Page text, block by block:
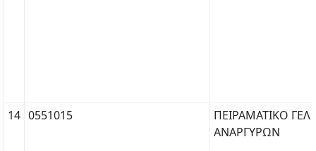
14 0551015
ΠΕΙΡΑΜΑΤΙΚΟ ΓΕΛ
ΑΝΑΡΓΥΡΩΝ